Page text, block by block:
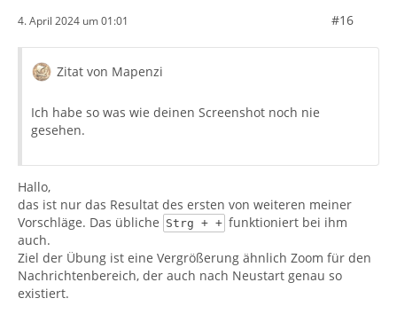
4. April 2024 um 01:01 #16
Zitat von Mapenzi
Ich habe so was wie deinen Screenshot noch nie
gesehen.
Hallo,
das ist nur das Resultat des ersten von weiteren meiner
Vorschläge. Das übliche Strg + + funktioniert bei ihm
auch.
Ziel der Übung ist eine Vergrößerung ähnlich Zoom für den
Nachrichtenbereich, der auch nach Neustart genau so
existiert.